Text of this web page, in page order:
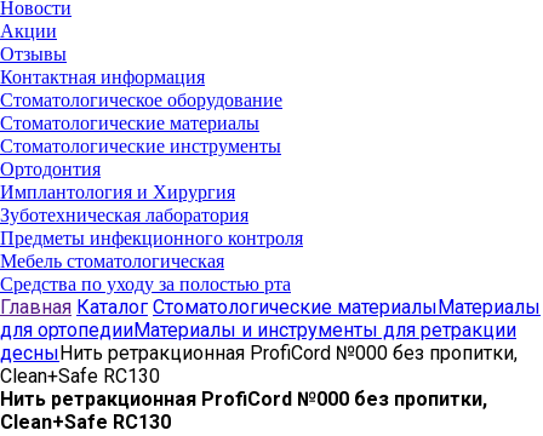
Новости
Акции
Отзывы
Контактная информация
Стоматологическое оборудование
Стоматологические материалы
Стоматологические инструменты
Ортодонтия
Имплантология и Хирургия
Зуботехническая лаборатория
Предметы инфекционного контроля
Мебель стоматологическая
Средства по уходу за полостью рта
Главная Каталог Стоматологические материалы Материалы
для ортопедииМатериалы и инструменты для ретракции
десны Нить ретракционная ProfiCord №000 без пропитки,
Clean+Safe RC130
Нить ретракционная ProfiCord №000 без пропитки,
Clean+Safe RC130